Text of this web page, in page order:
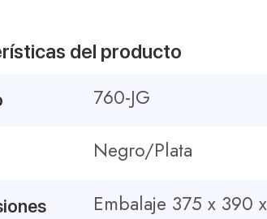
del producto
760-JG
Negro/Plata
Embalaje 375 x 390